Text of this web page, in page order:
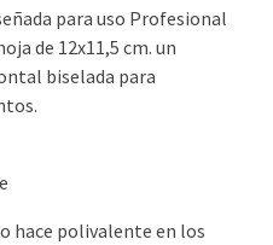
para uso Profesional
de 12x11,5 cm. un
biselada para
hace polivalente en los